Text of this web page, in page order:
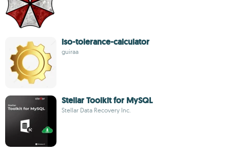
iso-tolerance-calculator
guiraa
Stellar Toolkit for MySQL
Stellar Data Recovery Inc.